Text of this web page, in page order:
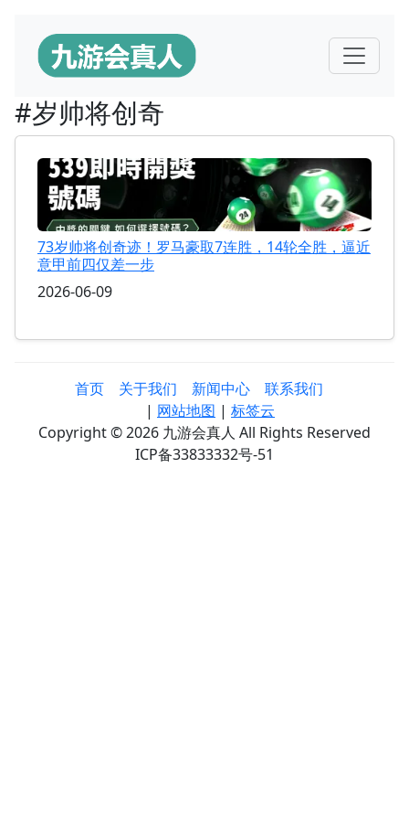
#岁帅将创奇
73岁帅将创奇迹！罗马豪取7连胜，14轮全胜，逼近
意甲前四仅差一步
2026-06-09
首页 关于我们 新闻中心
联系我们
| 网站地图 | 标签云
Copyright © 2026 九游会真人 All Rights Reserved
ICP备33833332号-51